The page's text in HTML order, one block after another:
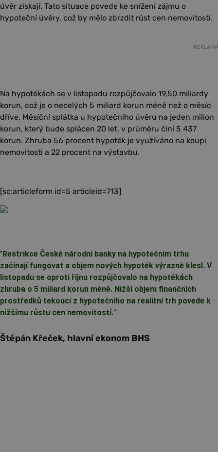
úvěr získají. Tato situace povede ke snížení zájmu o
hypoteční úvěry, což by mělo zbrzdit růst cen nemovitostí.
REKLAMA
Na hypotékách se v listopadu rozpůjčovalo 19,50 miliardy
korun, což je o necelých 5 miliard korun méně než o měsíc
dříve. Měsíční splátka u hypotečního úvěru na jeden milion
korun, který bude splácen 20 let, v průměru činí 5 437
korun. Zhruba 56 procent hypoték je využíváno na koupi
nemovitosti a 22 procent na výstavbu.
[sc:articleform id=5 articleid=713]
" Restrikce České národní banky na hypotečním trhu
začínají fungovat a objem nových hypoték výrazně klesl. V
listopadu se oproti říjnu rozpůjčovalo na hypotékách
zhruba o 5 miliard korun méně. Nižší objem finančních
prostředků tekoucí z hypotečního na realitní trh povede k
nižšímu růstu cen nemovitostí."
Štěpán Křeček, hlavní ekonom BHS